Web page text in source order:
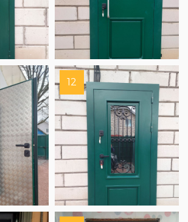
12